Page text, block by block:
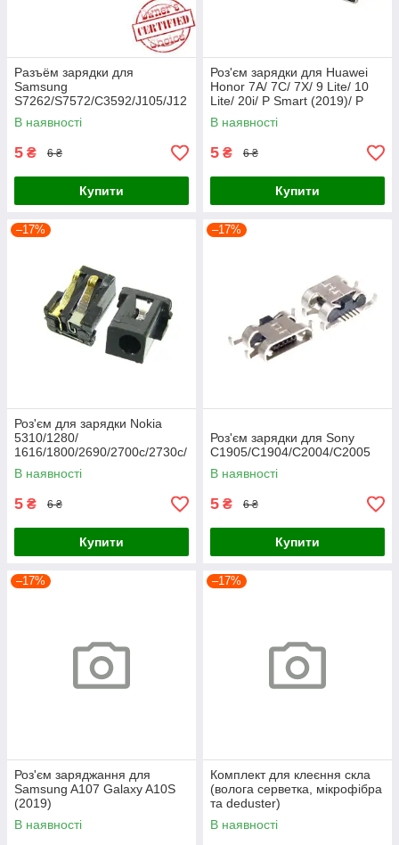
Разъём зарядки для
Samsung
S7262/S7572/C3592/J105/J12
0/G130/G310/ G313
В наявності
5 ₴ 6 ₴
Купити
Роз'єм зарядки для Huawei
Honor 7A/ 7C/ 7X/ 9 Lite/ 10
Lite/ 20i/ P Smart (2019)/ P
Smart Plus/ Y5
В наявності
5 ₴ 6 ₴
Купити
–17%
Роз'єм для зарядки Nokia
5310/1280/
1616/1800/2690/2700c/2730c/
3120c/
3600s/5130/5220/5228/5230/
5233
В наявності
5 ₴ 6 ₴
Купити
–17%
Роз'єм зарядки для Sony
C1905/C1904/C2004/C2005
В наявності
5 ₴ 6 ₴
Купити
–17%
Роз'єм заряджання для
Samsung A107 Galaxy A10S
(2019)
В наявності
–17%
Комплект для клеєння скла
(волога серветка, мікрофібра
та deduster)
В наявності